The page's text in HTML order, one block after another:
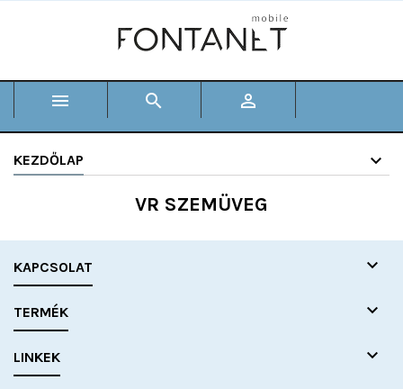
  
KEZDŐLAP
VR SZEMÜVEG
KAPCSOLAT 
TERMÉK 
LINKEK 